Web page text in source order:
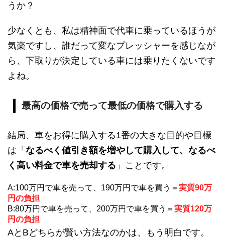
うか？
少なくとも、私は精神面で代車に乗っているほうが
気楽ですし、誰だって変なプレッシャーを感じなが
ら、下取りが決定している車には乗りたくないです
よね。
最高の価格で売って最低の価格で購入する
結局、車をお得に購入する1番の大きな目的や目標
は「 なるべく値引き額を増やして購入して、なるべ
く高い料金で車を売却する 」ことです。
A:100万円で車を売って、190万円で車を買う＝ 実質90万
円の負担
B:80万円で車を売って、200万円で車を買う＝ 実質120万
円の負担
AとBどちらが賢い方法なのかは、もう明白です。